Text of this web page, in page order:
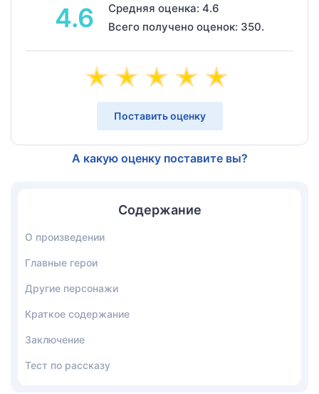
4.6
Средняя оценка: 4.6
Всего получено оценок: 350.
Поставить оценку
А какую оценку поставите вы?
Содержание
О произведении
Главные герои
Другие персонажи
Краткое содержание
Заключение
Тест по рассказу